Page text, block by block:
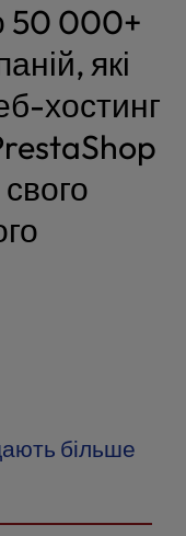
50 000+
які
хостинг
більше